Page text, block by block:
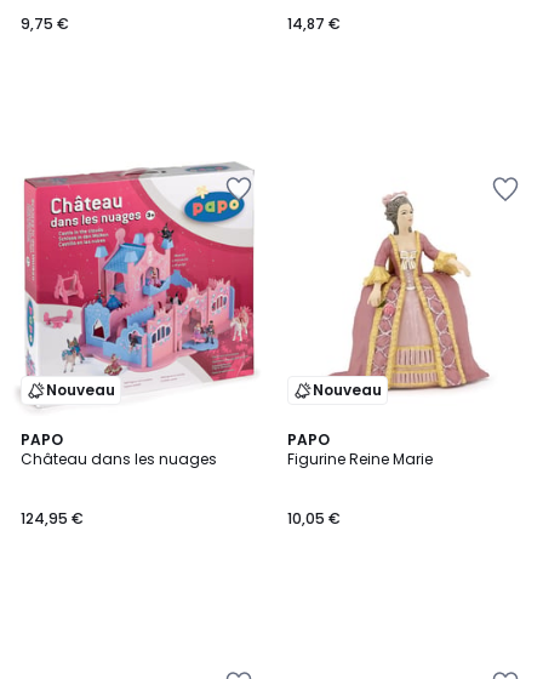
9,75 € 14,87 €
Nouveau
PAPO
Château dans les nuages
124,95 €
Nouveau
PAPO
Figurine Reine Marie
10,05 €